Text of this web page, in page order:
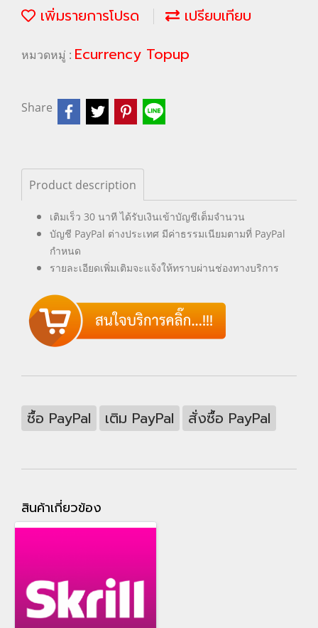
เพิ่มรายการโปรด เปรียบเทียบ
หมวดหมู่ : Ecurrency Topup
Share
Product description
เติมเร็ว 30 นาที ได้รับเงินเข้าบัญชีเต็มจำนวน
บัญชี PayPal ต่างประเทศ มีค่าธรรมเนียมตามที่ PayPal
กำหนด
รายละเอียดเพิ่มเติมจะแจ้งให้ทราบผ่านช่องทางบริการ
ซื้อ PayPal เติม PayPal สั่งซื้อ PayPal
สินค้าเกี่ยวข้อง